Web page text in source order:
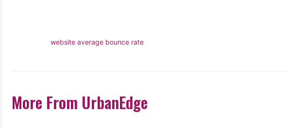
website average bounce rate
More From UrbanEdge